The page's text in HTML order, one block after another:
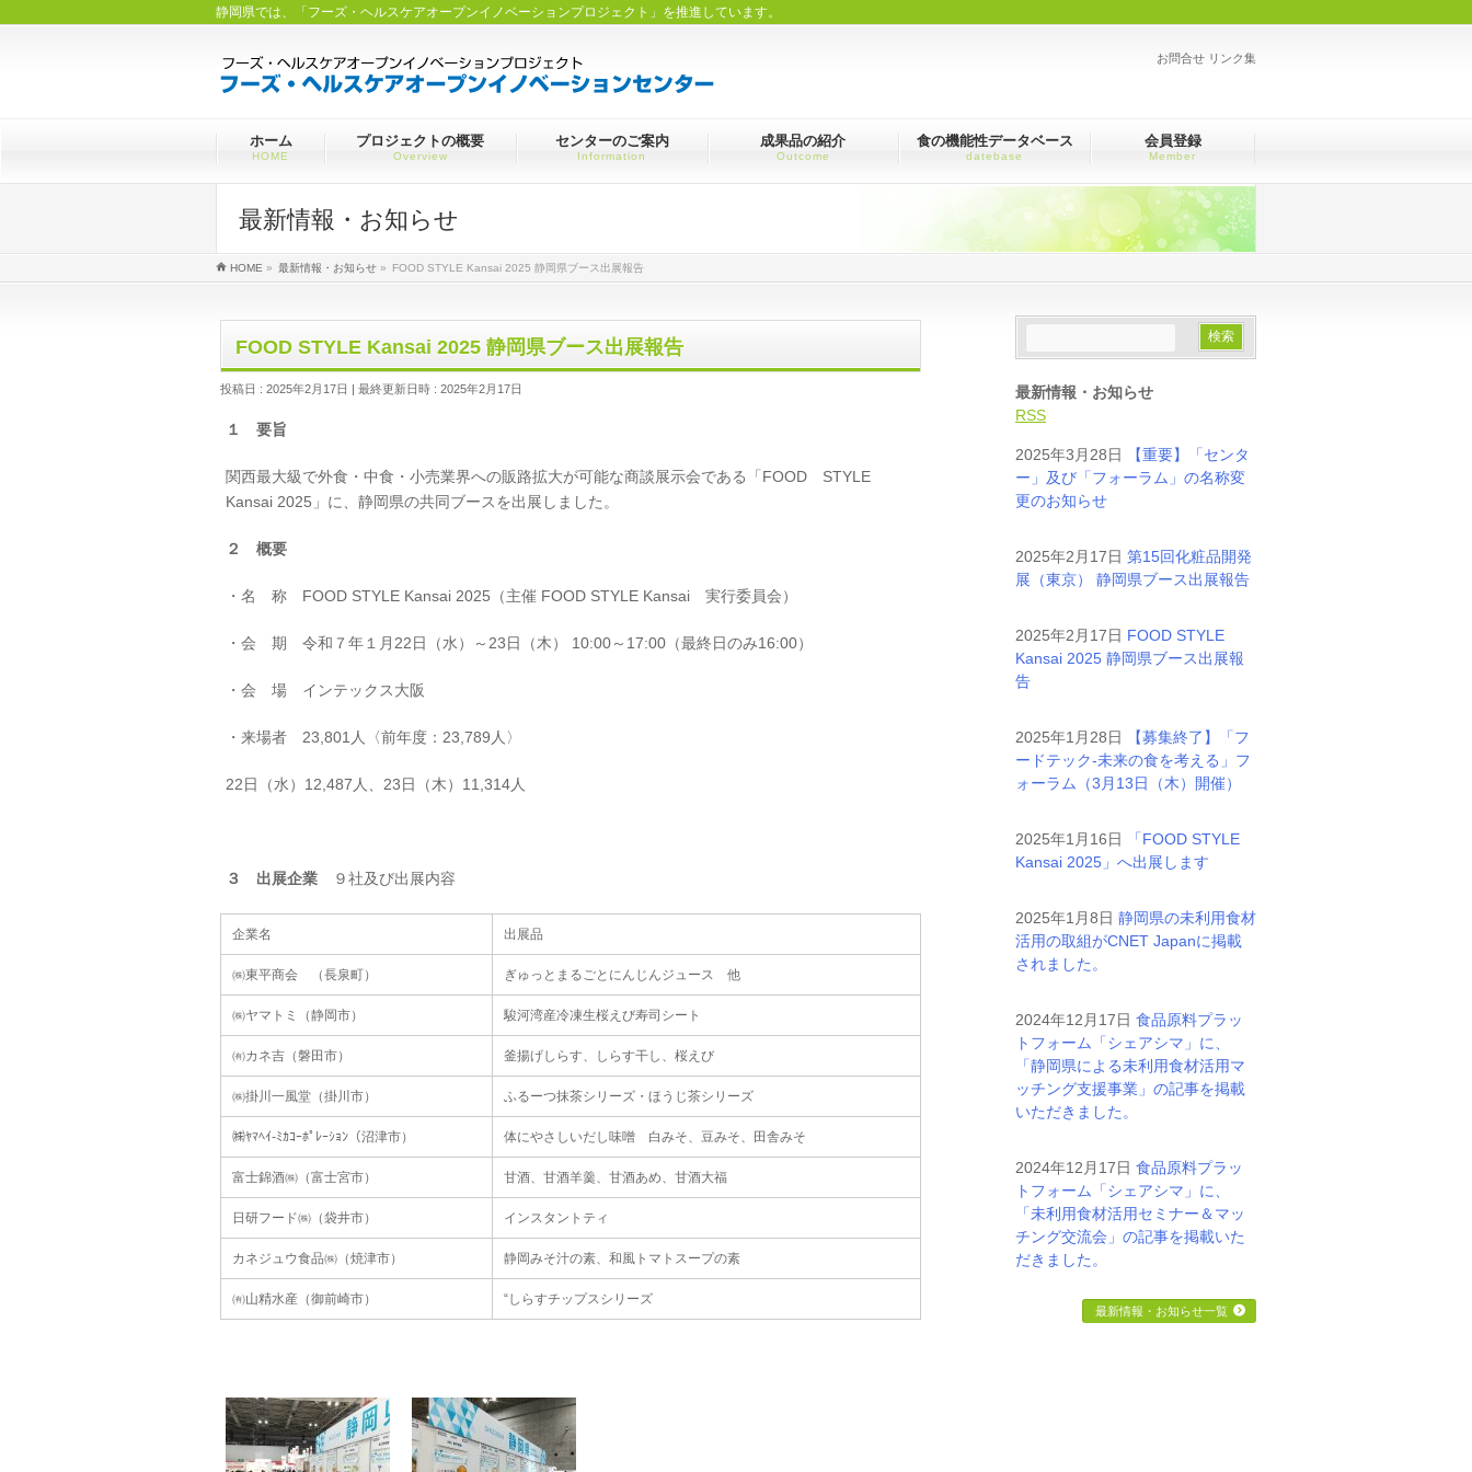
静岡県では、「フーズ・ヘルスケアオープンイノベーションプロジェクト」を推進しています。
お問合せ リンク集
ホーム
HOME
プロジェクトの概要
Overview
センターのご案内
Information
成果品の紹介
Outcome
食の機能性データベース
datebase
会員登録
Member
最新情報・お知らせ
HOME » 最新情報・お知らせ » FOOD STYLE Kansai 2025 静岡県ブース出展報告
FOOD STYLE Kansai 2025 静岡県ブース出展報告
投稿日 : 2025年2月17日 最終更新日時 : 2025年2月17日
１ 要旨
関西最大級で外食・中食・小売業界への販路拡大が可能な商談展示会である「FOOD STYLE
Kansai 2025」に、静岡県の共同ブースを出展しました。
２ 概要
・名 称 FOOD STYLE Kansai 2025（主催 FOOD STYLE Kansai 実行委員会）
・会 期 令和７年１月22日（水）～23日（木） 10:00～17:00（最終日のみ16:00）
・会 場 インテックス大阪
・来場者 23,801人〈前年度：23,789人〉
22日（水）12,487人、23日（木）11,314人
３ 出展企業 ９社及び出展内容
企業名 出展品
㈱東平商会 （長泉町） ぎゅっとまるごとにんじんジュース 他
㈱ヤマトミ（静岡市） 駿河湾産冷凍生桜えび寿司シート
㈲カネ吉（磐田市） 釜揚げしらす、しらす干し、桜えび
㈱掛川一風堂（掛川市） ふるーつ抹茶シリーズ・ほうじ茶シリーズ
㈱ﾔﾏﾍｲ-ﾐｶｺｰﾎﾟﾚｰｼｮﾝ（沼津市） 体にやさしいだし味噌 白みそ、豆みそ、田舎みそ
富士錦酒㈱（富士宮市） 甘酒、甘酒羊羹、甘酒あめ、甘酒大福
日研フード㈱（袋井市） インスタントティ
カネジュウ食品㈱（焼津市） 静岡みそ汁の素、和風トマトスープの素
㈲山精水産（御前崎市） “しらすチップスシリーズ
最新情報・お知らせ
RSS
2025年3月28日
【重要】「センタ
ー」及び「フォーラム」の名称変
更のお知らせ
2025年2月17日 第15回化粧品開発
展（東京） 静岡県ブース出展報告
2025年2月17日 FOOD STYLE
Kansai 2025 静岡県ブース出展報
告
2025年1月28日
【募集終了】「フ
ードテック-未来の食を考える」フ
ォーラム（3月13日（木）開催）
2025年1月16日
「FOOD STYLE
Kansai 2025」へ出展します
2025年1月8日 静岡県の未利用食材
活用の取組がCNET Japanに掲載
されました。
2024年12月17日 食品原料プラッ
トフォーム「シェアシマ」に、
「静岡県による未利用食材活用マ
ッチング支援事業」の記事を掲載
いただきました。
2024年12月17日 食品原料プラッ
トフォーム「シェアシマ」に、
「未利用食材活用セミナー＆マッ
チング交流会」の記事を掲載いた
だきました。
最新情報・お知らせ一覧